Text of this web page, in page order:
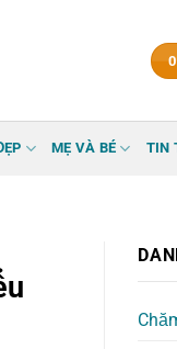
MẸ VÀ BÉ TIN